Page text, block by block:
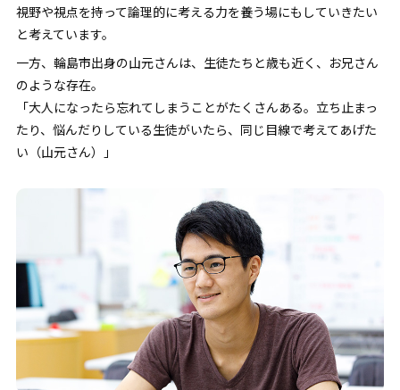
視野や視点を持って論理的に考える力を養う場にもしていきたい
と考えています。
一方、輪島市出身の山元さんは、生徒たちと歳も近く、お兄さん
のような存在。
「大人になったら忘れてしまうことがたくさんある。立ち止まっ
たり、悩んだりしている生徒がいたら、同じ目線で考えてあげた
い（山元さん）」